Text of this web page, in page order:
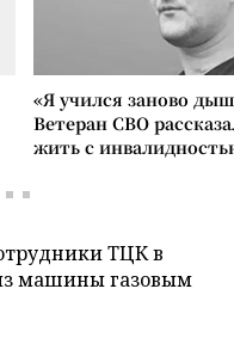
«Я учился заново
Ветеран СВО
жить с
ТЦК в
машины газовым